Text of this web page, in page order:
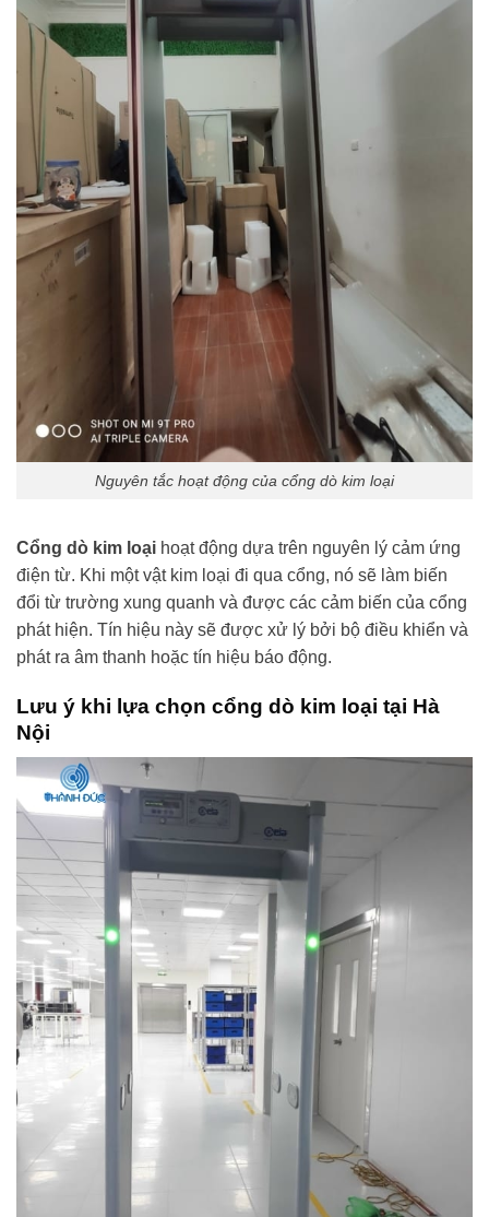
Nguyên tắc hoạt động của cổng dò kim loại
Cổng dò kim loại hoạt động dựa trên nguyên lý cảm ứng
điện từ. Khi một vật kim loại đi qua cổng, nó sẽ làm biến
đổi từ trường xung quanh và được các cảm biến của cổng
phát hiện. Tín hiệu này sẽ được xử lý bởi bộ điều khiển và
phát ra âm thanh hoặc tín hiệu báo động.
Lưu ý khi lựa chọn cổng dò kim loại tại Hà
Nội